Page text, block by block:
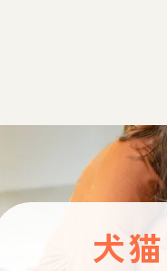
犬猫